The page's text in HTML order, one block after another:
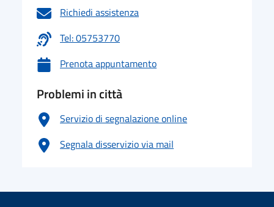
Richiedi assistenza
Tel: 05753770
Prenota appuntamento
Problemi in città
Servizio di segnalazione online
Segnala disservizio via mail